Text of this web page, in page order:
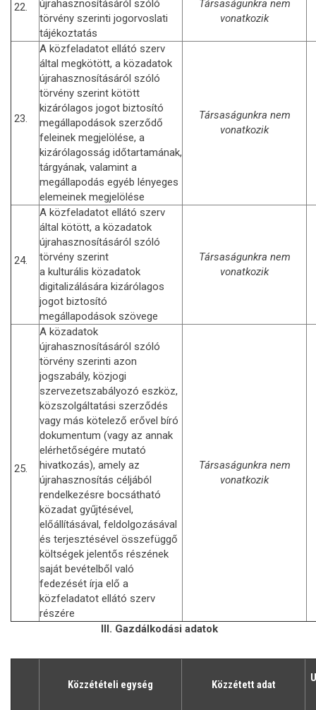
22.
újrahasznosításáról szóló
törvény szerinti jogorvoslati
tájékoztatás
Társaságunkra nem
vonatkozik
23.
A közfeladatot ellátó szerv
által megkötött, a közadatok
újrahasznosításáról szóló
törvény szerint kötött
kizárólagos jogot biztosító
megállapodások szerződő
feleinek megjelölése, a
kizárólagosság időtartamának,
tárgyának, valamint a
megállapodás egyéb lényeges
elemeinek megjelölése
Társaságunkra nem
vonatkozik
24.
A közfeladatot ellátó szerv
által kötött, a közadatok
újrahasznosításáról szóló
törvény szerint
a kulturális közadatok
digitalizálására kizárólagos
jogot biztosító
megállapodások szövege
Társaságunkra nem
vonatkozik
25.
A közadatok
újrahasznosításáról szóló
törvény szerinti azon
jogszabály, közjogi
szervezetszabályozó eszköz,
közszolgáltatási szerződés
vagy más kötelező erővel bíró
dokumentum (vagy az annak
elérhetőségére mutató
hivatkozás), amely az
újrahasznosítás céljából
rendelkezésre bocsátható
közadat gyűjtésével,
előállításával, feldolgozásával
és terjesztésével összefüggő
költségek jelentős részének
saját bevételből való
fedezését írja elő a
közfeladatot ellátó szerv
részére
Társaságunkra nem
vonatkozik
III. Gazdálkodási adatok
Közzétételi egység Közzétett adat